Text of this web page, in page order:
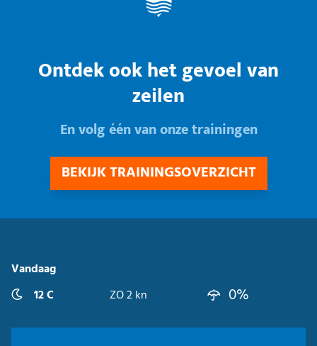
Ontdek ook het gevoel van
zeilen
En volg één van onze trainingen
BEKIJK TRAININGSOVERZICHT
Vandaag
12 C
ZO 2 kn 0%